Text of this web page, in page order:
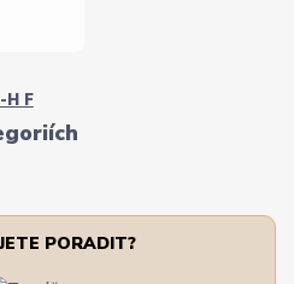
H F
PORADIT?